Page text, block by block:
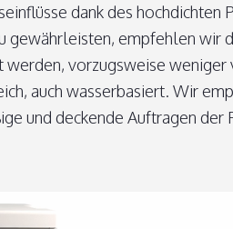
dank des
gewährleisten, empfehlen wir
vorzugsweise weniger
auch wasserbasiert. Wir
und deckende Auftragen der